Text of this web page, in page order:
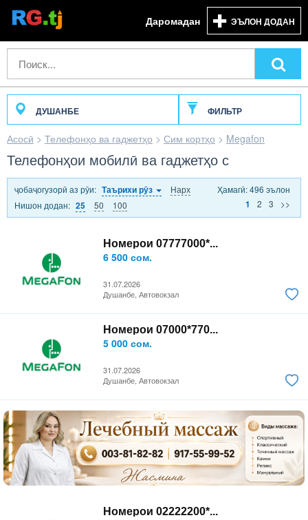
Даромадан ЭЪЛОН ДОДАН
ДУШАНБЕ ФИЛЬТР
Асосӣ > Телефонҳо ва гаджетҳо > Сим кортҳо > Megafon
Телефонҳои мобилӣ ва гаджетҳо с
ҷобаҷогузорӣ аз рӯи: Таърихи рӯз
Нарх
Нишон додан: 25 50 100
Ҳамагӣ: 496 эълон
1
2 3 >>
Номерои 07777000*...
6 500 сом.
31.07.2026
Душанбе, Автовокзал
Номерои 07000*770...
5 000 сом.
31.07.2026
Душанбе, Автовокзал
Номерои 02222200*...